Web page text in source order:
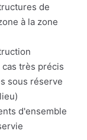
de
à la zone
très précis
sous réserve
d'ensemble